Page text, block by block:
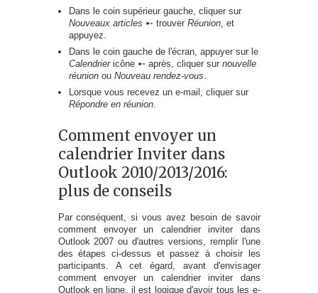
Dans le coin supérieur gauche, cliquer sur
Nouveaux articles ➸ trouver Réunion, et
appuyez.
Dans le coin gauche de l'écran, appuyer sur le
Calendrier icône ➸ après, cliquer sur nouvelle
réunionou Nouveau rendez-vous
Lorsque vous recevez un e-mail, cliquer sur
Répondre en réunion.
Comment envoyer un
calendrier Inviter dans
Outlook 2010/2013/2016:
plus de conseils
Par conséquent, si vous avez besoin de savoir
comment envoyer un calendrier inviter dans
Outlook 2007 ou d'autres versions, remplir l'une
des étapes ci-dessus et passez à choisir les
participants. A cet égard, avant d'envisager
comment envoyer un calendrier inviter dans
Outlook en ligne, il est logique d'avoir tous les e-